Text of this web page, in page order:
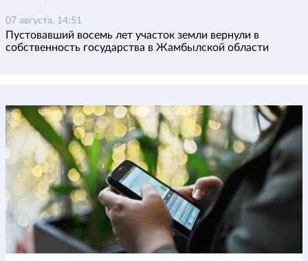
07 августа, 14:51
Пустовавший восемь лет участок земли вернули в
собственность государства в Жамбылской области